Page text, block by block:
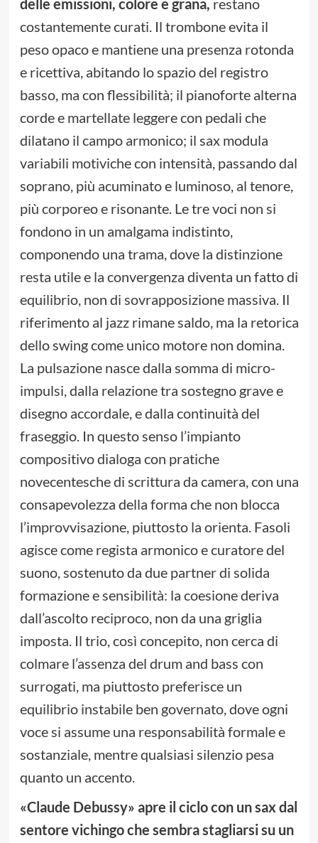
delle emissioni, colore e grana, restano
costantemente curati. Il trombone evita il
peso opaco e mantiene una presenza rotonda
e ricettiva, abitando lo spazio del registro
basso, ma con flessibilità; il pianoforte alterna
corde e martellate leggere con pedali che
dilatano il campo armonico; il sax modula
variabili motiviche con intensità, passando dal
soprano, più acuminato e luminoso, al tenore,
più corporeo e risonante. Le tre voci non si
fondono in un amalgama indistinto,
componendo una trama, dove la distinzione
resta utile e la convergenza diventa un fatto di
equilibrio, non di sovrapposizione massiva. Il
riferimento al jazz rimane saldo, ma la retorica
dello swing come unico motore non domina.
La pulsazione nasce dalla somma di micro-
impulsi, dalla relazione tra sostegno grave e
disegno accordale, e dalla continuità del
fraseggio. In questo senso l’impianto
compositivo dialoga con pratiche
novecentesche di scrittura da camera, con una
consapevolezza della forma che non blocca
l’improvvisazione, piuttosto la orienta. Fasoli
agisce come regista armonico e curatore del
suono, sostenuto da due partner di solida
formazione e sensibilità: la coesione deriva
dall’ascolto reciproco, non da una griglia
imposta. Il trio, così concepito, non cerca di
colmare l’assenza del drum and bass con
surrogati, ma piuttosto preferisce un
equilibrio instabile ben governato, dove ogni
voce si assume una responsabilità formale e
sostanziale, mentre qualsiasi silenzio pesa
quanto un accento.
«Claude Debussy» apre il ciclo con un sax dal
sentore vichingo che sembra stagliarsi su un